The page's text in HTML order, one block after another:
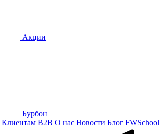
Акции
Бурбон
Клиентам B2B О нас Новости Блог FWSchool